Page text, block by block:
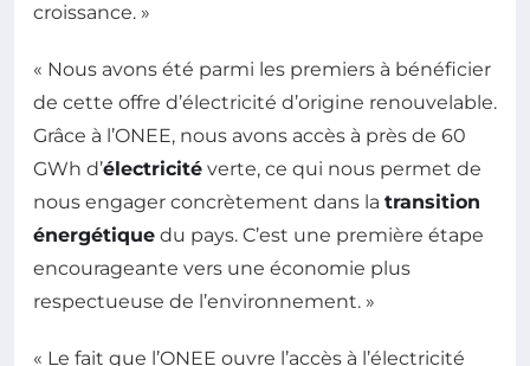
croissance. »
« Nous avons été parmi les premiers à bénéficier
de cette offre d’électricité d’origine renouvelable.
Grâce à l’ONEE, nous avons accès à près de 60
GWh d’électricité verte, ce qui nous permet de
nous engager concrètement dans la transition
énergétique du pays. C’est une première étape
encourageante vers une économie plus
respectueuse de l’environnement. »
« Le fait que l’ONEE ouvre l’accès à l’électricité